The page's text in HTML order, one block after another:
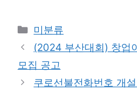
Categories
미분류
(2024 부산대회) 창업
모집 공고
쿠로선불전화번호 개